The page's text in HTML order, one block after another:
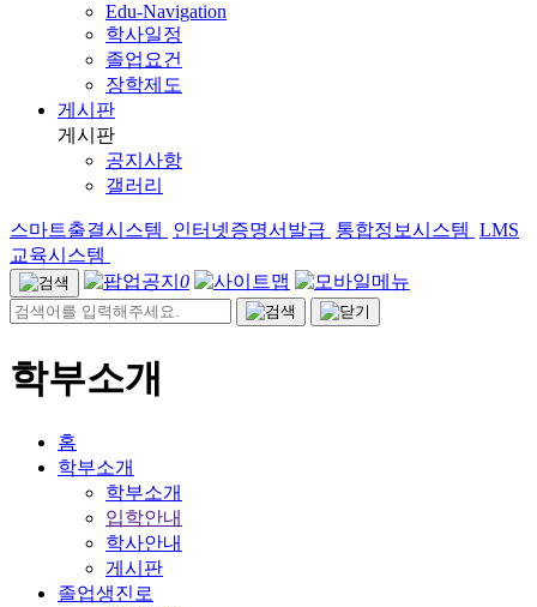
Edu-Navigation
학사일정
졸업요건
장학제도
게시판
게시판
공지사항
갤러리
스마트출결시스템 인터넷증명서발급 통합정보시스템 LMS
교육시스템
0
학부소개
홈
학부소개
학부소개
입학안내
학사안내
게시판
졸업생진로